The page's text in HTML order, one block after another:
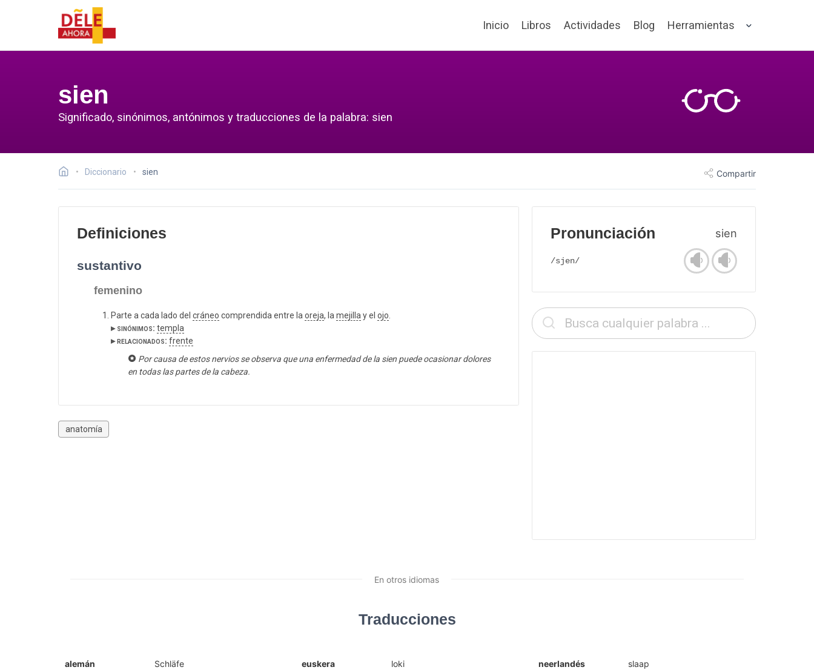
Inicio Libros Actividades Blog Herramientas
sien
Significado, sinónimos, antónimos y traducciones de la palabra: sien
Diccionario sien Compartir
Definiciones
sustantivo
femenino
Parte a cada lado del cráneo comprendida entre laoreja, lamejillay el ojo.
▸ sinónimos: templa
▸ relacionados: frente
Por causa de estos nervios se observa que una enfermedad de la sien puede ocasionar dolores
en todas las partes de la cabeza.
anatomía
Pronunciación sien
/sjen/
En otros idiomas
Traducciones
alemán Schläfe euskera loki neerlandés slaap